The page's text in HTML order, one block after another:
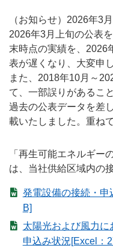
（お知らせ）2026年3
2026年3月上旬の公表
末時点の実績を、2026
表が遅くなり、大変申
また、2018年10月～
て、一部誤りがあるこ
過去の公表データを差
載いたしました。重ね
「再生可能エネルギー
は、当社供給区域内の
発電設備の接続・申
B]
太陽光および風力
申込み状況[Excel：